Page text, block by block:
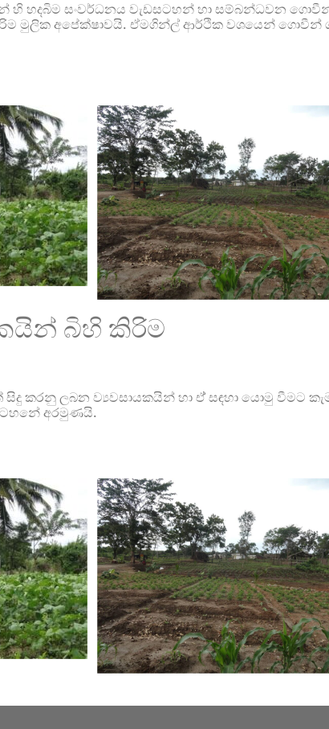
හි හදබිම සංවර්ධනය වැඩසටහන් හා සම්බන්ධවන
මුලික අපේක්ෂාවයි. ඒමගින්ල් ආර්ථික වශයෙන් ගොවීන්
බිහි කිරිම
කරනු ලබන ව්‍යවසායකයින් හා ඒ් සඳහා යොමු වීමට
අරමුණයි.